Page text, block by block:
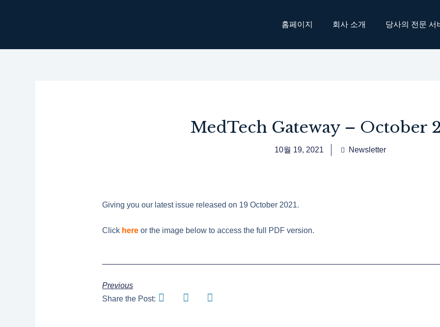
홈페이지 회사 소개 당사의 전문 서
MedTech Gateway – October
10월 19, 2021 Newsletter
Giving you our latest issue released on 19 October 2021.
Click here or the image below to access the full PDF version.
Previous
Share the Post: